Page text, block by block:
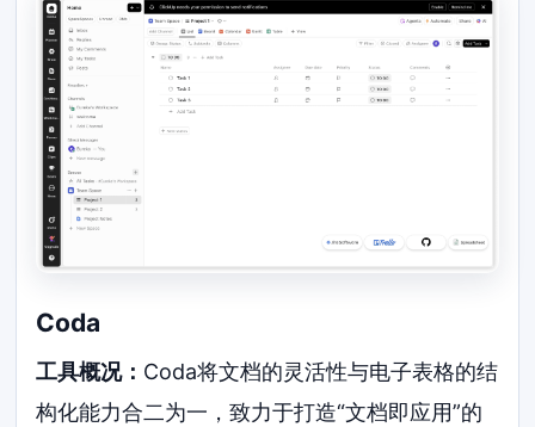
Coda
工具概况： Coda将文档的灵活性与电子表格的结
构化能力合二为一，致力于打造“文档即应用”的